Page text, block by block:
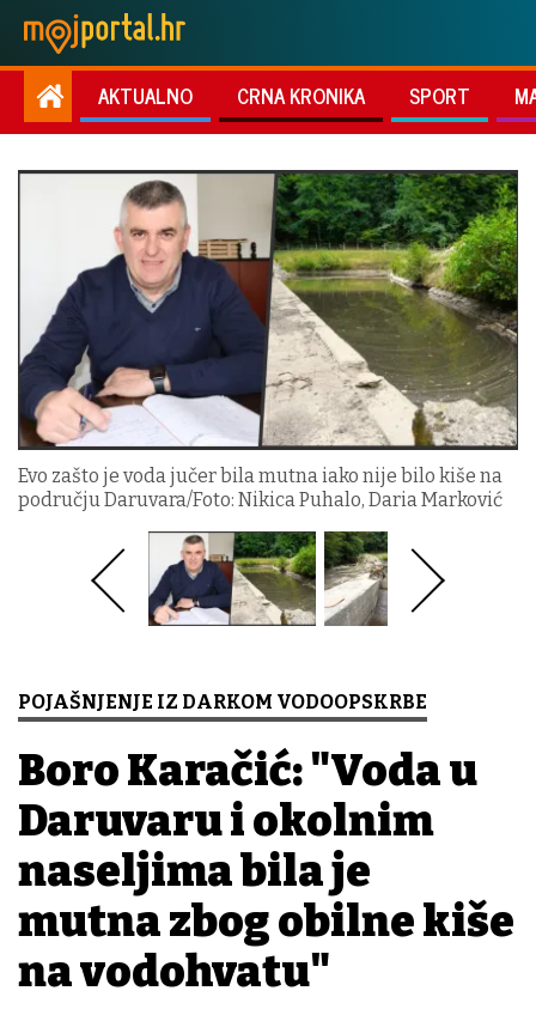
AKTUALNO CRNA KRONIKA SPORT
Evo zašto je voda jučer bila mutna iako nije bilo kiše na
području Daruvara/Foto: Nikica Puhalo, Daria Marković
POJAŠNJENJE IZ DARKOM VODOOPSKRBE
Boro Karačić: "Voda u
Daruvaru i okolnim
naseljima bila je
mutna zbog obilne kiše
na vodohvatu"